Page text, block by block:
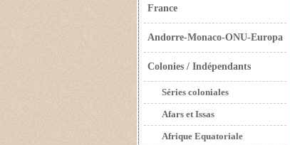
France
Andorre-Monaco-ONU-Europa
Colonies / Indépendants
Séries coloniales
Afars et Issas
Afrique Equatoriale